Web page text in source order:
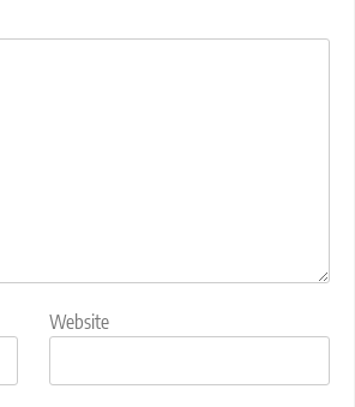
Website